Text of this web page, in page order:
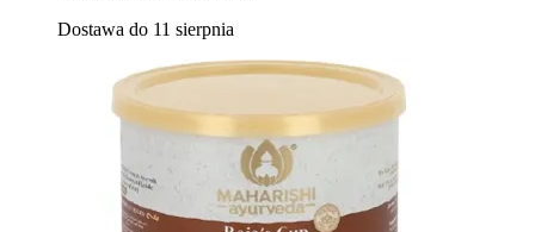
Dostawa do 11 sierpnia